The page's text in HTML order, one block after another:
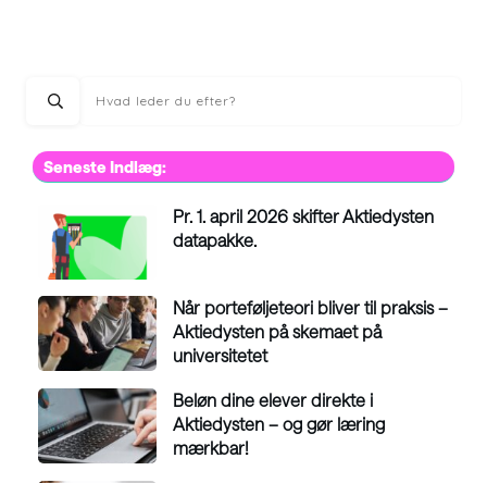
Seneste Indlæg:
Pr. 1. april 2026 skifter Aktiedysten
datapakke.
Når porteføljeteori bliver til praksis –
Aktiedysten på skemaet på
universitetet
Beløn dine elever direkte i
Aktiedysten – og gør læring
mærkbar!